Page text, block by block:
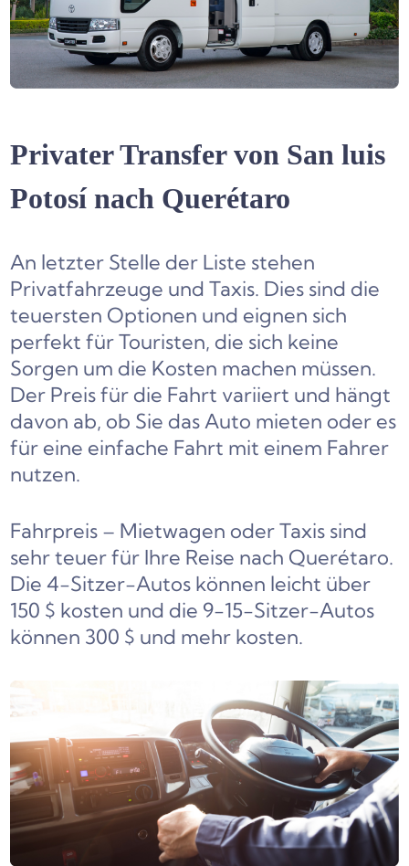
Privater Transfer von San luis
Potosí nach Querétaro
An letzter Stelle der Liste stehen
Privatfahrzeuge und Taxis. Dies sind die
teuersten Optionen und eignen sich
perfekt für Touristen, die sich keine
Sorgen um die Kosten machen müssen.
Der Preis für die Fahrt variiert und hängt
davon ab, ob Sie das Auto mieten oder es
für eine einfache Fahrt mit einem Fahrer
nutzen.
Fahrpreis – Mietwagen oder Taxis sind
sehr teuer für Ihre Reise nach Querétaro.
Die 4-Sitzer-Autos können leicht über
150 $ kosten und die 9-15-Sitzer-Autos
können 300 $ und mehr kosten.